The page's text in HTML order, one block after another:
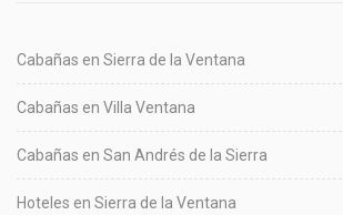
Cabañas en Sierra de la Ventana
Cabañas en Villa Ventana
Cabañas en San Andrés de la Sierra
Hoteles en Sierra de la Ventana